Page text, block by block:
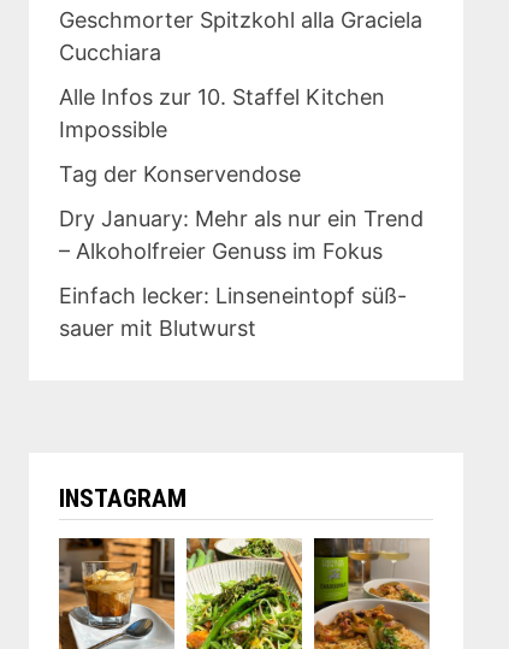
Geschmorter Spitzkohl alla Graciela
Cucchiara
Alle Infos zur 10. Staffel Kitchen
Impossible
Tag der Konservendose
Dry January: Mehr als nur ein Trend
– Alkoholfreier Genuss im Fokus
Einfach lecker: Linseneintopf süß-
sauer mit Blutwurst
INSTAGRAM